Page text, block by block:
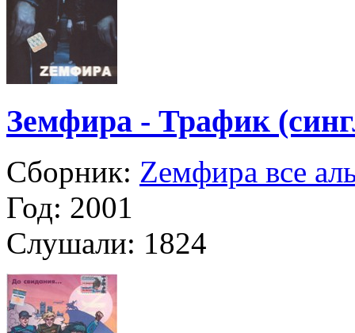
Земфира - Трафик
Сборник: Zемфира все
Год: 2001
Слушали: 1824